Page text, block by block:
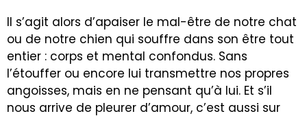
Il s’agit alors d’apaiser le mal-être de notre chat
ou de notre chien qui souffre dans son être tout
entier : corps et mental confondus. Sans
l’étouffer ou encore lui transmettre nos propres
angoisses, mais en ne pensant qu’à lui. Et s’il
nous arrive de pleurer d’amour, c’est aussi sur